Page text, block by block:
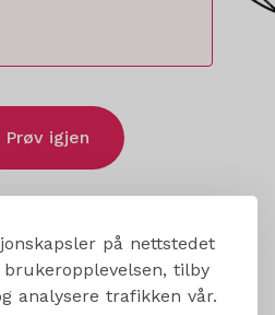
på nettstedet
tilby
analysere trafikken vår.
Prøv igjen